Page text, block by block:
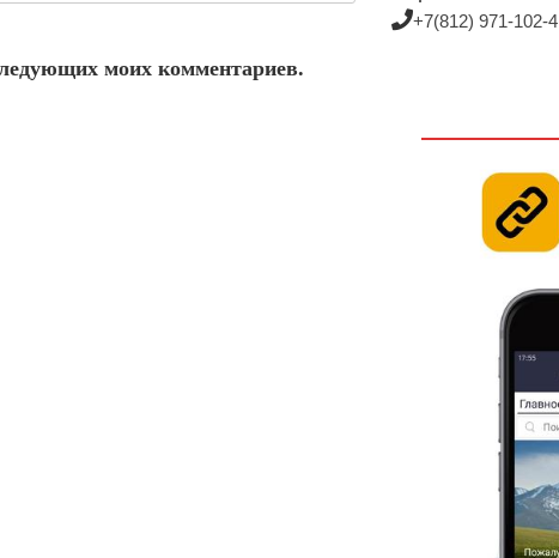
моих комментариев.
+7(812) 971-102-4